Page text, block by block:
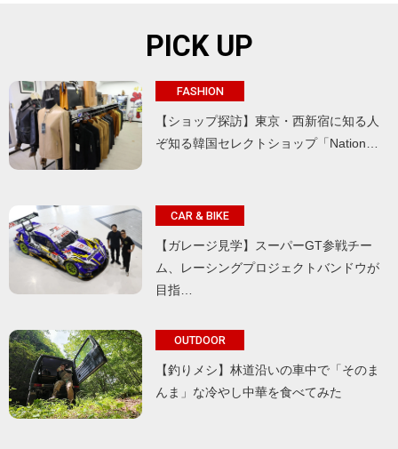
PICK UP
FASHION
【ショップ探訪】東京・西新宿に知る人
ぞ知る韓国セレクトショップ「Nation…
CAR & BIKE
【ガレージ見学】スーパーGT参戦チー
ム、レーシングプロジェクトバンドウが
目指…
OUTDOOR
【釣りメシ】林道沿いの車中で「そのま
んま」な冷やし中華を食べてみた